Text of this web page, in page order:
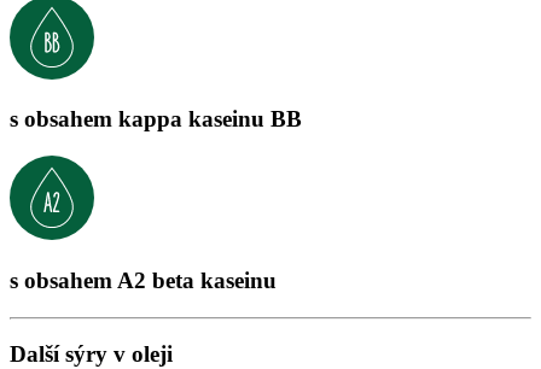
s obsahem kappa kaseinu BB
s obsahem A2 beta kaseinu
Další sýry v oleji